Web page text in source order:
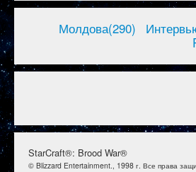
Молдова(290)
StarCraft®: Brood War®
© Blizzard Entertainment., 1998 г. Все права